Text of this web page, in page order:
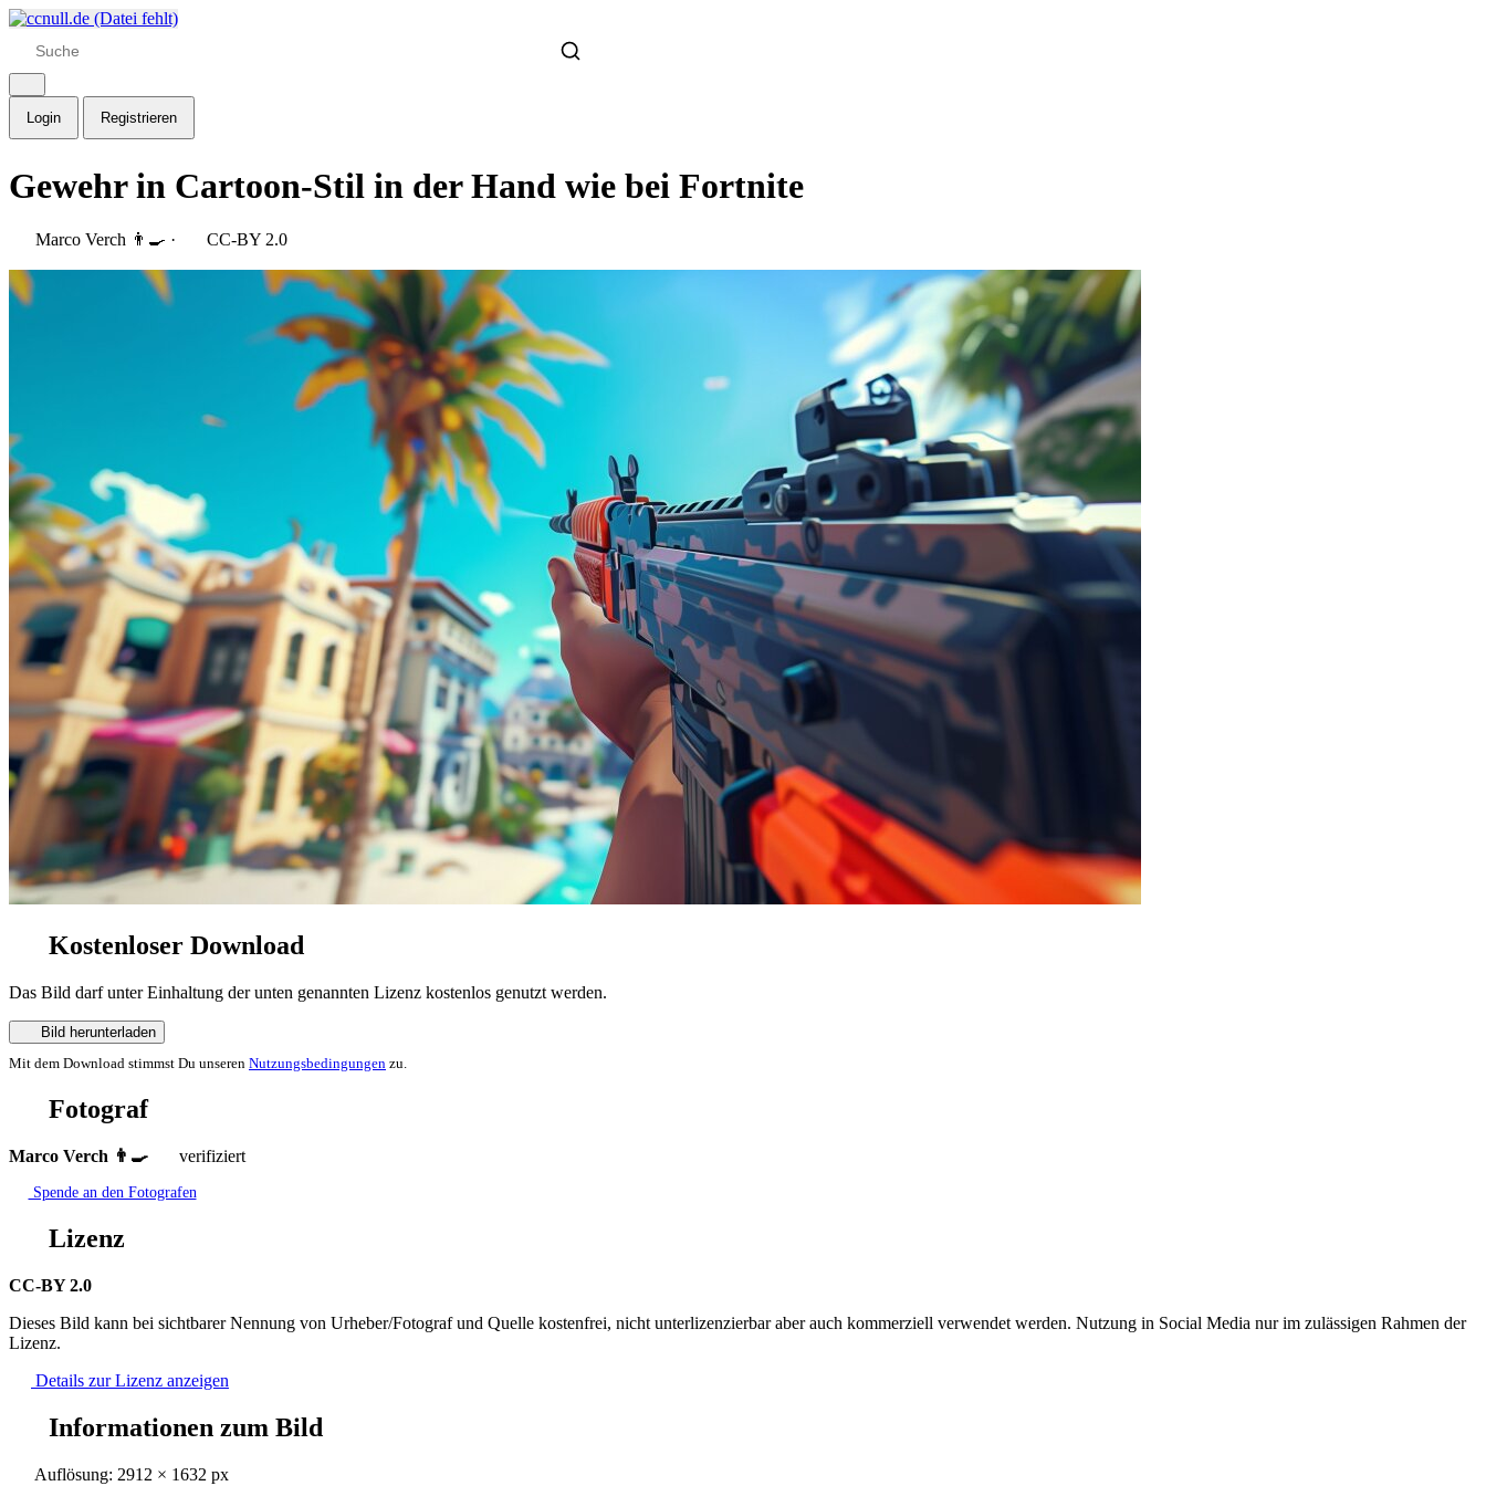
Login Registrieren
Gewehr in Cartoon-Stil in der Hand wie bei Fortnite
Marco Verch 👨‍🍳 · CC-BY 2.0
Kostenloser Download
Das Bild darf unter Einhaltung der unten genannten Lizenz kostenlos genutzt werden.
Bild herunterladen
Mit dem Download stimmst Du unseren Nutzungsbedingungen zu.
Fotograf
Marco Verch 👨‍🍳 verifiziert
Spende an den Fotografen
Lizenz
CC-BY 2.0
Dieses Bild kann bei sichtbarer Nennung von Urheber/Fotograf und Quelle kostenfrei, nicht unterlizenzierbar aber auch kommerziell verwendet werden. Nutzung in Social Media nur im zulässigen Rahmen der
Lizenz.
Details zur Lizenz anzeigen
Informationen zum Bild
Auflösung: 2912 × 1632 px